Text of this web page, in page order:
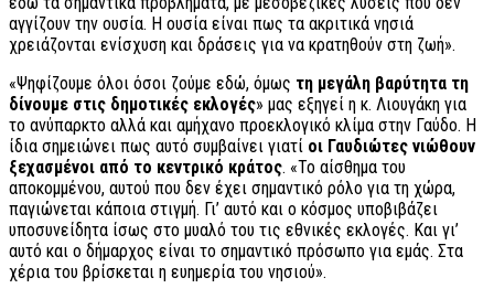
αγγίζουν την ουσία. Η ουσία είναι πως τα ακριτικά νησιά
χρειάζονται ενίσχυση και δράσεις για να κρατηθούν στη ζωή».
«Ψηφίζουμε όλοι όσοι ζούμε εδώ, όμως τη μεγάλη βαρύτητα τη
δίνουμε στις δημοτικές εκλογές» μας εξηγεί η κ. Λιουγάκη για
το ανύπαρκτο αλλά και αμήχανο προεκλογικό κλίμα στην Γαύδο. Η
ίδια σημειώνει πως αυτό συμβαίνει γιατί οι Γαυδιώτες νιώθουν
ξεχασμένοι από το κεντρικό κράτος. «Το αίσθημα του
αποκομμένου, αυτού που δεν έχει σημαντικό ρόλο για τη χώρα,
παγιώνεται κάποια στιγμή. Γι’ αυτό και ο κόσμος υποβιβάζει
υποσυνείδητα ίσως στο μυαλό του τις εθνικές εκλογές. Και γι’
αυτό και ο δήμαρχος είναι το σημαντικό πρόσωπο για εμάς. Στα
χέρια του βρίσκεται η ευημερία του νησιού».